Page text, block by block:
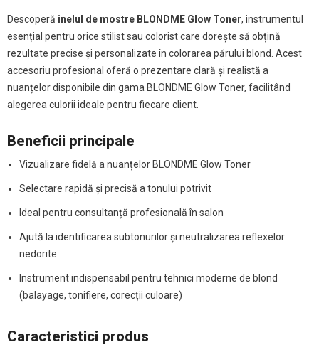
Descoperă inelul de mostre BLONDME Glow Toner, instrumentul
esențial pentru orice stilist sau colorist care dorește să obțină
rezultate precise și personalizate în colorarea părului blond. Acest
accesoriu profesional oferă o prezentare clară și realistă a
nuanțelor disponibile din gama BLONDME Glow Toner, facilitând
alegerea culorii ideale pentru fiecare client.
Beneficii principale
Vizualizare fidelă a nuanțelor BLONDME Glow Toner
Selectare rapidă și precisă a tonului potrivit
Ideal pentru consultanță profesională în salon
Ajută la identificarea subtonurilor și neutralizarea reflexelor
nedorite
Instrument indispensabil pentru tehnici moderne de blond
(balayage, tonifiere, corecții culoare)
Caracteristici produs